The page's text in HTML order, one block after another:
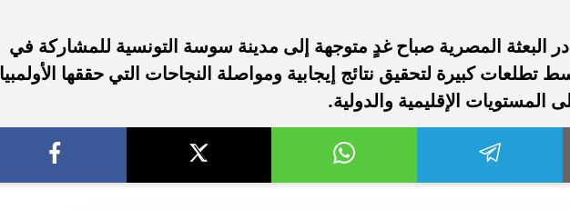
البعثة المصرية صباح غدٍ متوجهة إلى مدينة سوسة التونسية للمشاركة في
تطلعات كبيرة لتحقيق نتائج إيجابية ومواصلة النجاحات التي حققها
الإقليمية والدولية.